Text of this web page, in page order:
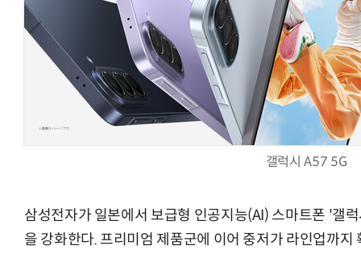
갤럭시 A57 5G
삼성전자가 일본에서 보급형 인공지능(AI) 스마트폰 '갤
을 강화한다. 프리미엄 제품군에 이어 중저가 라인업까 AI Native Enterprise를 지원하는 AI Ready Data